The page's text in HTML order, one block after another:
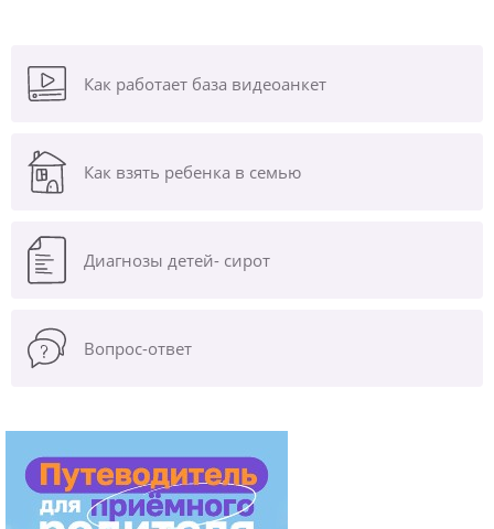
Как работает база видеоанкет
Как взять ребенка в семью
Диагнозы детей- сирот
Вопрос-ответ